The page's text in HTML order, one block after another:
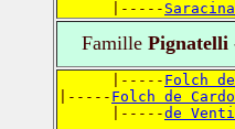
      |-----
FamillePignatelli
      |-----
Folch
|----- Folch de
      |-----
de